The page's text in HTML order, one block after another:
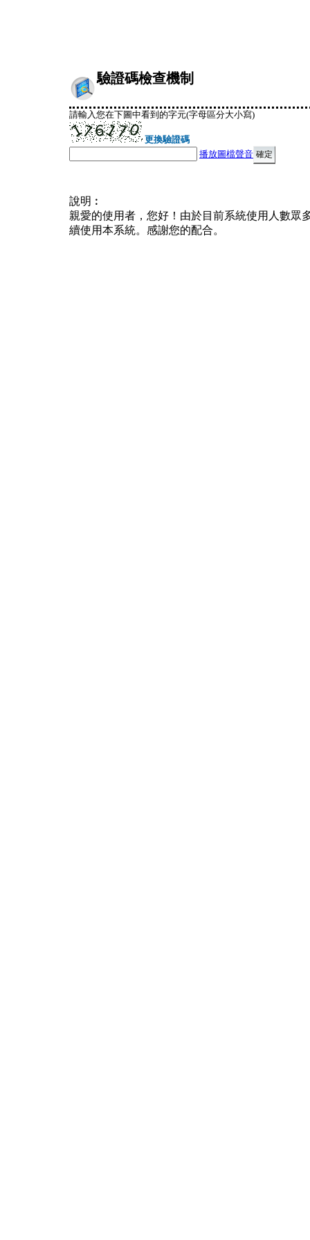
驗證碼檢查機制
請輸入您在下圖中看到的字元(字母區分大小寫)
更換驗證碼
播放圖檔聲音
說明︰
親愛的使用者，您好！由於目前系統使用人數眾
續使用本系統。感謝您的配合。